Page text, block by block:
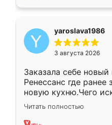
yaroslava1986
3 августа 2026
Заказала себе
Ренессанс где ранее
новую кухню.Чего
вполне довольна.
два года, нареканий
Читать полностью